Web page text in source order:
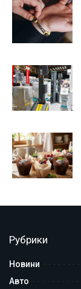
Рубрики
Новини
Авто